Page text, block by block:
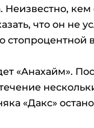
Неизвестно,
что он не
стопроцентной
«Анахайм».
«Дакс»